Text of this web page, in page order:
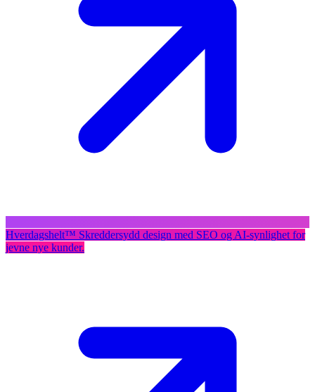
Hverdagshelt™ Skreddersydd design med SEO og AI-synlighet for
jevne nye kunder.